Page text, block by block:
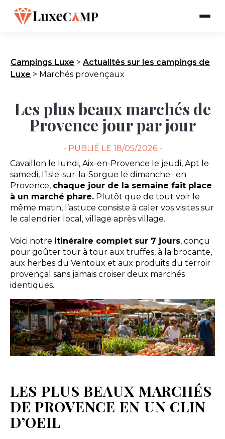
Campings Luxe >Actualités sur les campings de
Luxe > Marchés provençaux
Les plus beaux marchés de
Provence jour par jour
- PUBLIÉ LE 18/05/2026 -
Cavaillon le lundi, Aix-en-Provence le jeudi, Apt le
samedi, l’Isle-sur-la-Sorgue le dimanche : en
Provence, chaque jour de la semaine fait place
à un marché phare.Plutôt que de tout voir le
même matin, l’astuce consiste à caler vos visites sur
le calendrier local, village après village.
Voici notre itinéraire complet sur 7 jours, conçu
pour goûter tour à tour aux truffes, à la brocante,
aux herbes du Ventoux et aux produits du terroir
provençal sans jamais croiser deux marchés
identiques.
LES PLUS BEAUX MARCHÉS
DE PROVENCE EN UN CLIN
D’OEIL